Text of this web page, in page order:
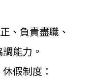
、負責盡職、
能力。
假制度：